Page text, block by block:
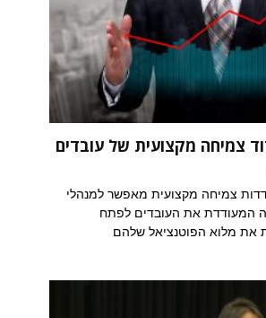
צמיחה מקצועית מאפשר למנהלי
המעודדת את העובדים לפתח
את מלוא הפוטנציאל שלהם